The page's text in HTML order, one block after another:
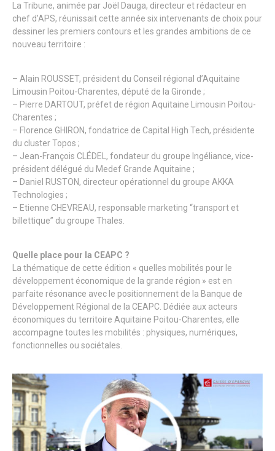
La Tribune, animée par Joël Dauga, directeur et rédacteur en
chef d’APS, réunissait cette année six intervenants de choix pour
dessiner les premiers contours et les grandes ambitions de ce
nouveau territoire :
– Alain ROUSSET, président du Conseil régional d’Aquitaine
Limousin Poitou-Charentes, député de la Gironde ;
– Pierre DARTOUT, préfet de région Aquitaine Limousin Poitou-
Charentes ;
– Florence GHIRON, fondatrice de Capital High Tech, présidente
du cluster Topos ;
– Jean-François CLÉDEL, fondateur du groupe Ingéliance, vice-
président délégué du Medef Grande Aquitaine ;
– Daniel RUSTON, directeur opérationnel du groupe AKKA
Technologies ;
– Etienne CHEVREAU, responsable marketing “transport et
billettique” du groupe Thales.
Quelle place pour la CEAPC ?
La thématique de cette édition « quelles mobilités pour le
développement économique de la grande région » est en
parfaite résonance avec le positionnement de la Banque de
Développement Régional de la CEAPC. Dédiée aux acteurs
économiques du territoire Aquitaine Poitou-Charentes, elle
accompagne toutes les mobilités : physiques, numériques,
fonctionnelles ou sociétales.